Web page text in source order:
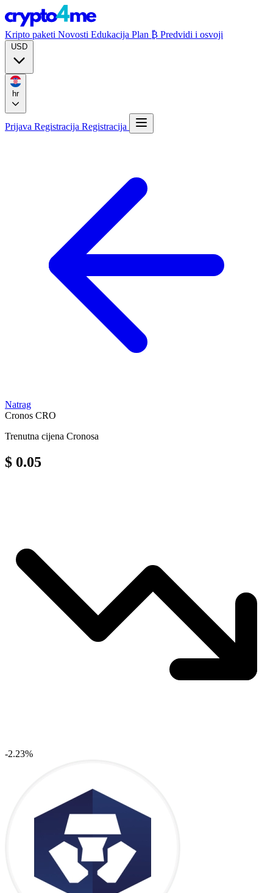
Kripto paketi Novosti Edukacija Plan ₿ Predvidi i osvoji
hr
Prijava Registracija Registracija
Natrag
Cronos CRO
Trenutna cijena Cronosa
$ 0.05
-2.23%